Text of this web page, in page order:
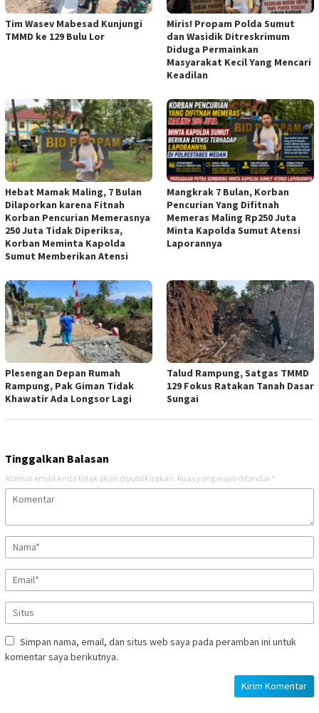
Tim Wasev Mabesad Kunjungi
TMMD ke 129 Bulu Lor
Miris! Propam Polda Sumut
dan Wasidik Ditreskrimum
Diduga Permainkan
Masyarakat Kecil Yang Mencari
Keadilan
Hebat Mamak Maling, 7 Bulan
Dilaporkan karena Fitnah
Korban Pencurian Memerasnya
250 Juta Tidak Diperiksa,
Korban Meminta Kapolda
Sumut Memberikan Atensi
Mangkrak 7 Bulan, Korban
Pencurian Yang Difitnah
Memeras Maling Rp250 Juta
Minta Kapolda Sumut Atensi
Laporannya
Plesengan Depan Rumah
Rampung, Pak Giman Tidak
Khawatir Ada Longsor Lagi
Talud Rampung, Satgas TMMD
129 Fokus Ratakan Tanah Dasar
Sungai
Tinggalkan Balasan
Alamat email Anda tidak akan dipublikasikan. Ruas yang wajib ditandai *
Simpan nama, email, dan situs web saya pada peramban ini untuk
komentar saya berikutnya.